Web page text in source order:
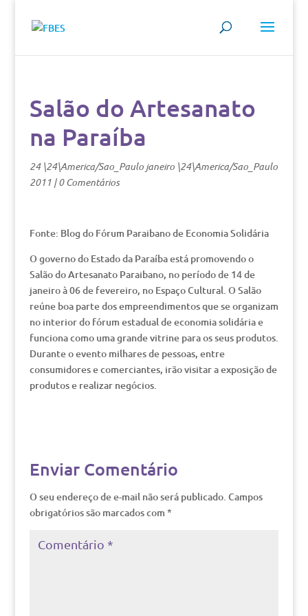
Salão do Artesanato
na Paraíba
24 \24\America/Sao_Paulo janeiro \24\America/Sao_Paulo
2011|0 Comentários
Fonte: Blog do Fórum Paraibano de Economia Solidária
O governo do Estado da Paraíba está promovendo o
Salão do Artesanato Paraibano, no período de 14 de
janeiro à 06 de fevereiro, no Espaço Cultural. O Salão
reúne boa parte dos empreendimentos que se organizam
no interior do fórum estadual de economia solidária e
funciona como uma grande vitrine para os seus produtos.
Durante o evento milhares de pessoas, entre
consumidores e comerciantes, irão visitar a exposição de
produtos e realizar negócios.
Enviar Comentário
O seu endereço de e-mail não será publicado. Campos
obrigatórios são marcados com *